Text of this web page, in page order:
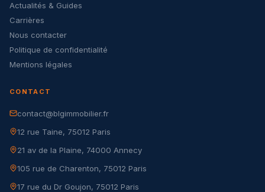
Actualités & Guides
Carrières
Nous contacter
Politique de confidentialité
Mentions légales
CONTACT
contact@blgimmobilier.fr
12 rue Taine, 75012 Paris
21 av de la Plaine, 74000 Annecy
105 rue de Charenton, 75012 Paris
17 rue du Dr Goujon, 75012 Paris